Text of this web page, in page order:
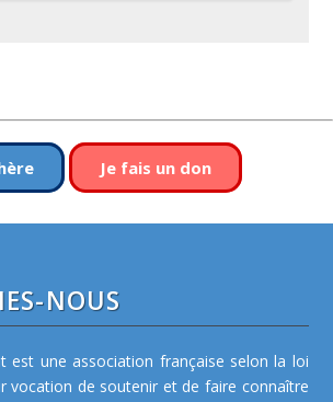
Je fais un don
NOUS
est une association française selon la loi
vocation de soutenir et de faire connaître